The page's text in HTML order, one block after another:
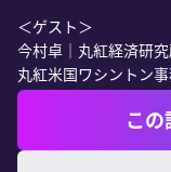
＜ゲスト＞
今村卓｜丸紅経済研
丸紅米国ワシントン
こ